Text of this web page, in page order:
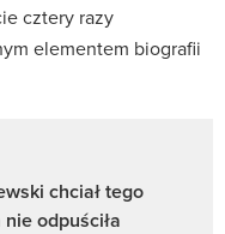
cztery razy
elementem biografii
chciał tego
odpuściła